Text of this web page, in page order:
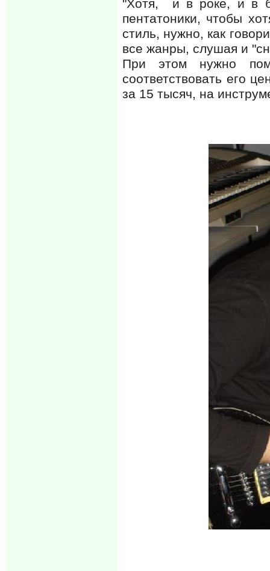
"Хотя, и в роке, и в
пентатоники, чтобы
стиль, нужно, как
все жанры, слушая и
При этом нужно
соответствовать его
за 15 тысяч, на